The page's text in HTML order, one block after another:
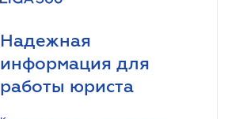
Надежная
информация для
работы юриста